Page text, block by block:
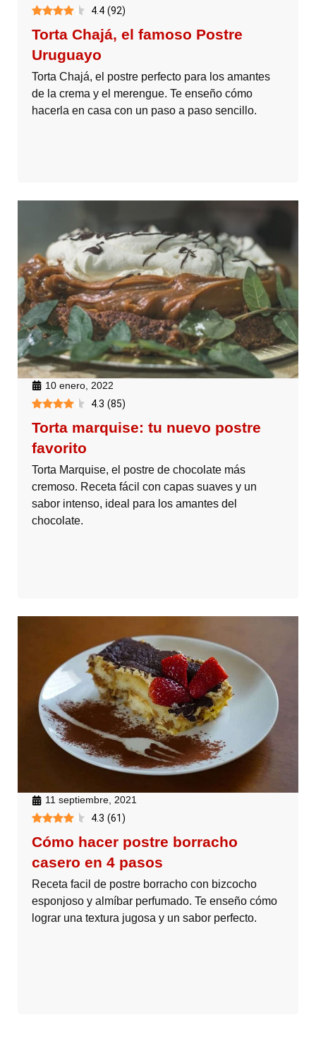
4.4 (92)
Torta Chajá, el famoso Postre
Uruguayo
Torta Chajá, el postre perfecto para los amantes
de la crema y el merengue. Te enseño cómo
hacerla en casa con un paso a paso sencillo.
10 enero, 2022
4.3 (85)
Torta marquise: tu nuevo postre
favorito
Torta Marquise, el postre de chocolate más
cremoso. Receta fácil con capas suaves y un
sabor intenso, ideal para los amantes del
chocolate.
11 septiembre, 2021
4.3 (61)
Cómo hacer postre borracho
casero en 4 pasos
Receta facil de postre borracho con bizcocho
esponjoso y almíbar perfumado. Te enseño cómo
lograr una textura jugosa y un sabor perfecto.